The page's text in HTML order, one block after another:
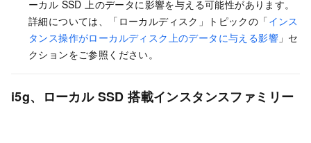
ーカル SSD 上のデータに影響を与える可能性があります。
詳細については、「ローカルディスク」トピックの「インス
タンス操作がローカルディスク上のデータに与える影響 」セ
クションをご参照ください。
i5g、ローカル SSD 搭載インスタンスファミリー